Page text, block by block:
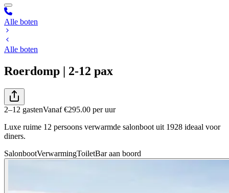
Alle boten
Alle boten
Roerdomp | 2-12 pax
2–12 gastenVanaf€295.00 per uur
Luxe ruime 12 persoons verwarmde salonboot uit 1928 ideaal voor
diners.
SalonbootVerwarmingToiletBar aan boord